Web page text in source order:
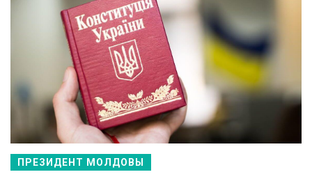
ПРЕЗИДЕНТ МОЛДОВЫ